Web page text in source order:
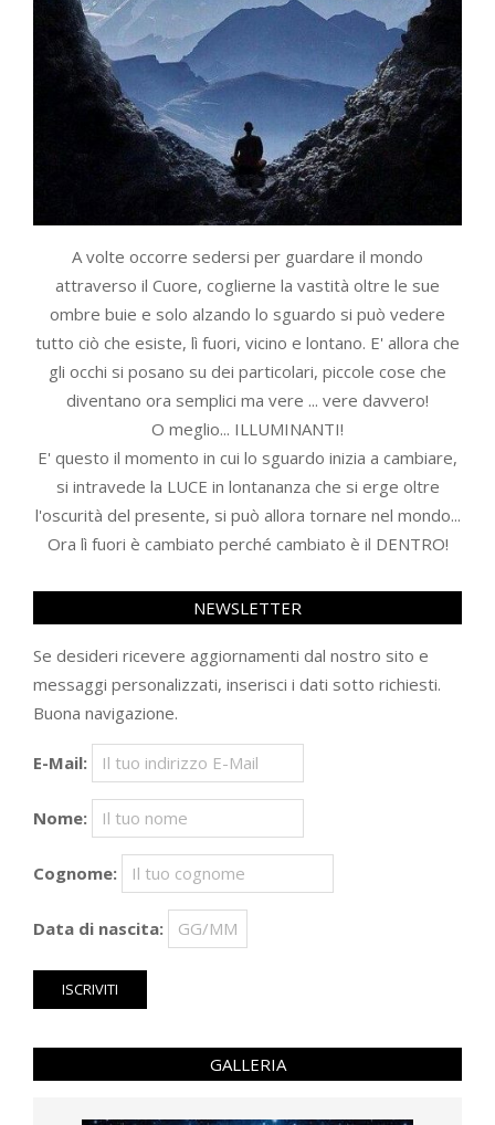
A volte occorre sedersi per guardare il mondo
attraverso il Cuore, coglierne la vastità oltre le sue
ombre buie e solo alzando lo sguardo si può vedere
tutto ciò che esiste, lì fuori, vicino e lontano. E' allora che
gli occhi si posano su dei particolari, piccole cose che
diventano ora semplici ma vere ... vere davvero!
O meglio... ILLUMINANTI!
E' questo il momento in cui lo sguardo inizia a cambiare,
si intravede la LUCE in lontananza che si erge oltre
l'oscurità del presente, si può allora tornare nel mondo...
Ora lì fuori è cambiato perché cambiato è il DENTRO!
NEWSLETTER
Se desideri ricevere aggiornamenti dal nostro sito e
messaggi personalizzati, inserisci i dati sotto richiesti.
Buona navigazione.
E-Mail:
Nome:
Cognome:
Data di nascita:
GALLERIA